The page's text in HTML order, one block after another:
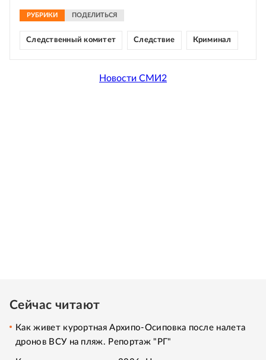
РУБРИКИ ПОДЕЛИТЬСЯ
Следственный комитет Следствие Криминал
Новости СМИ2
Сейчас читают
Как живет курортная Архипо-Осиповка после налета
дронов ВСУ на пляж. Репортаж "РГ"